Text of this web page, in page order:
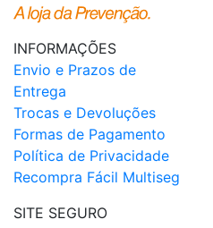
INFORMAÇÕES
Envio e Prazos de
Entrega
Trocas e Devoluções
Formas de Pagamento
Política de Privacidade
Recompra Fácil Multiseg
SITE SEGURO